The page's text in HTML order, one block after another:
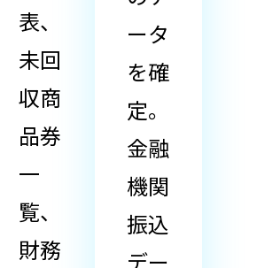
表、
未回
収商
品券
一
覧、
財務
ータ
を確
定。
金融
機関
振込
デー